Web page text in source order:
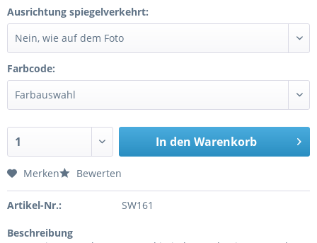
Ausrichtung spiegelverkehrt:
Farbcode:
In den Warenkorb
Merken Bewerten
Artikel-Nr.: SW161
Beschreibung